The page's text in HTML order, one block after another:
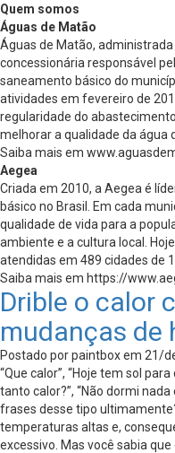
Quem somos
Águas de Matão
Águas de Matão,
concessionária responsável
saneamento básico do
atividades em fevereiro de
regularidade do
melhorar a qualidade da água
Saiba mais em
Aegea
Criada em 2010, a Aegea é
básico no Brasil. Em cada
qualidade de vida para a
ambiente e a cultura local.
atendidas em 489 cidades de
Saiba mais em https://
Drible o calor
mudanças de
Postado por paintbox em 21/
“Que calor”, “Hoje tem sol
tanto calor?”, “Não dormi
frases desse tipo
temperaturas altas e,
excessivo. Mas você sabia